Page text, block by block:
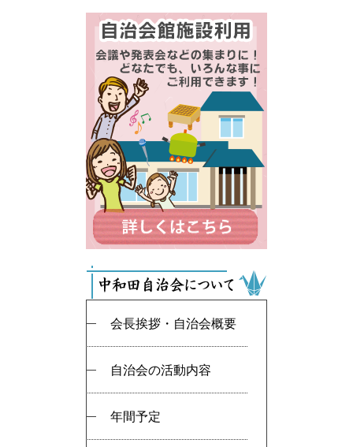
会長挨拶・自治会概要
自治会の活動内容
年間予定